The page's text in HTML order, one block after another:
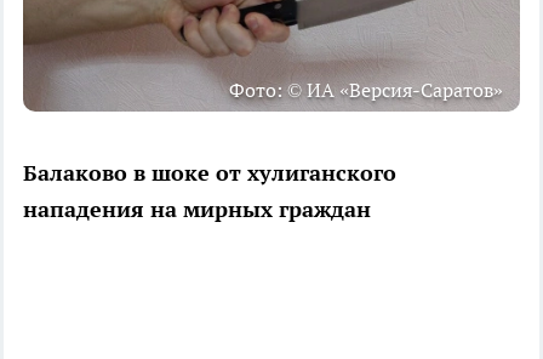
Фото: © ИА «Версия-Саратов»
Балаково в шоке от хулиганского
нападения на мирных граждан